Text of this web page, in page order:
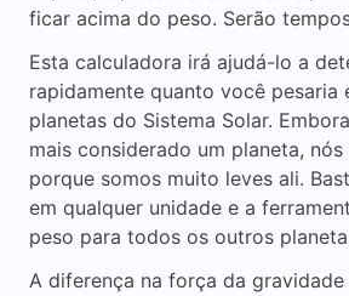
ficar acima do peso. Serão
Esta calculadora irá ajudá-lo a
rapidamente quanto você pesaria
planetas do Sistema Solar.
mais considerado um planeta,
porque somos muito leves ali.
em qualquer unidade e a
peso para todos os outros
A diferença na força da